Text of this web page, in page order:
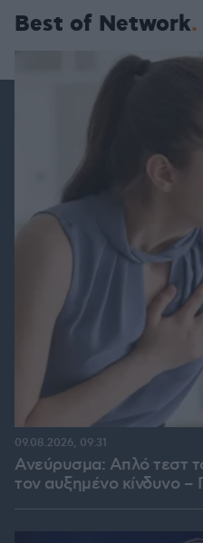
Best of Network
Ανεύρυσμα: Απλό τεστ
τον αυξημένο κίνδυνο –
09.08.2026, 09:31